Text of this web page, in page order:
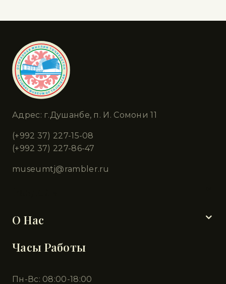
Адрес: г.Душанбе, п. И. Сомони 11
(+992 37) 227-15-08
(+992 37) 227-86-47
museumtj@rambler.ru
О Нас
Часы Работы
Пн-Вс: 08:00-18:00